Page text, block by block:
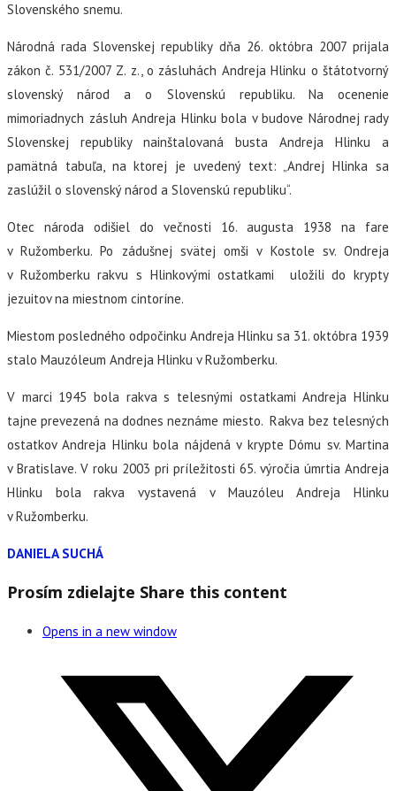
Slovenského snemu.
Národná rada Slovenskej republiky dňa 26. októbra 2007 prijala
zákon č. 531/2007 Z. z., o zásluhách Andreja Hlinku o štátotvorný
slovenský národ a o Slovenskú republiku. Na ocenenie
mimoriadnych zásluh Andreja Hlinku bola v budove Národnej rady
Slovenskej republiky nainštalovaná busta Andreja Hlinku a
pamätná tabuľa, na ktorej je uvedený text: „Andrej Hlinka sa
zaslúžil o slovenský národ a Slovenskú republiku“.
Otec národa odišiel do večnosti 16. augusta 1938 na fare
v Ružomberku.Po zádušnej svätej omši v Kostole sv. Ondreja
v Ružomberku rakvu s Hlinkovými ostatkami uložili do krypty
jezuitov na miestnom cintoríne.
Miestom posledného odpočinku Andreja Hlinku sa 31. októbra 1939
stalo Mauzóleum Andreja Hlinku v Ružomberku.
V marci 1945 bola rakva s telesnými ostatkami Andreja Hlinku
tajne prevezená na dodnes neznáme miesto. Rakva bez telesných
ostatkov Andreja Hlinku bola nájdená v krypte Dómu sv. Martina
v Bratislave. V roku 2003 pri príležitosti 65. výročia úmrtia Andreja
Hlinku bola rakva vystavená v Mauzóleu Andreja Hlinku
v Ružomberku.
DANIELA SUCHÁ
Prosím zdielajte Share this content
Opens in a new window